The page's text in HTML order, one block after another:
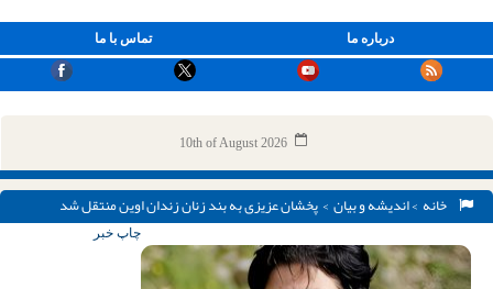
تماس با ما درباره ما
10th of August 2026
خانه >اندیشه و بیان> پخشان عزیزی به بند زنان زندان اوین منتقل شد
چاپ خبر